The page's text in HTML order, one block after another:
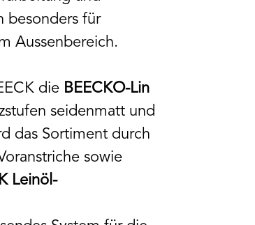
besonders für
Aussenbereich.
die BEECKO-Lin
seidenmatt und
das Sortiment durch
sowie
Leinöl-